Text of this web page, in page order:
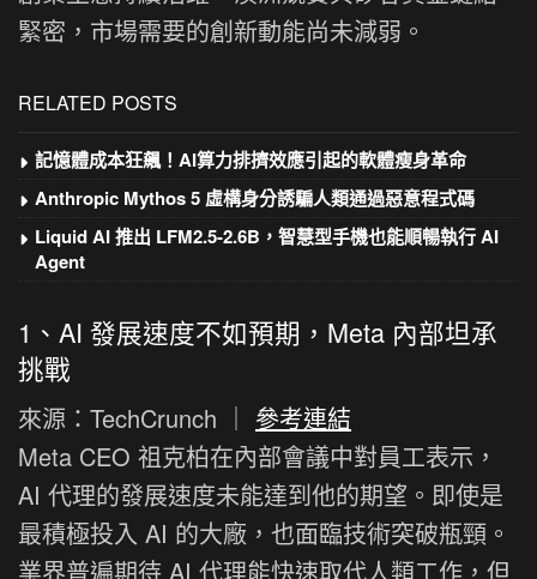
緊密，市場需要的創新動能尚未減弱。
RELATED POSTS
記憶體成本狂飆！AI算力排擠效應引起的軟體瘦身革命
Anthropic Mythos 5 虛構身分誘騙人類通過惡意程式碼
Liquid AI 推出 LFM2.5-2.6B，智慧型手機也能順暢執行 AI
Agent
1、AI 發展速度不如預期，Meta 內部坦承
挑戰
來源：TechCrunch ｜ 參考連結
Meta CEO 祖克柏在內部會議中對員工表示，
AI 代理的發展速度未能達到他的期望。即使是
最積極投入 AI 的大廠，也面臨技術突破瓶頸。
業界普遍期待 AI 代理能快速取代人類工作，但